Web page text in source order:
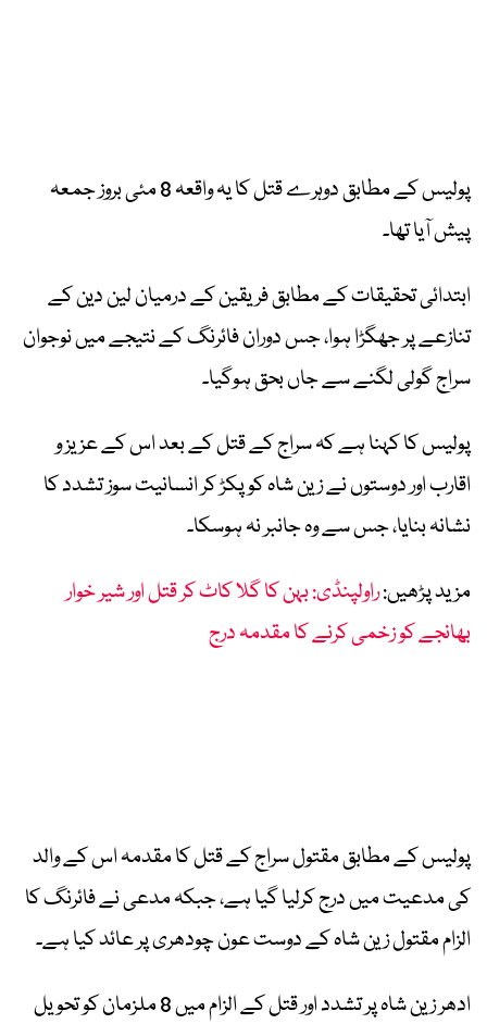
پولیس کے مطابق دوہرے قتل کا یہ واقعہ 8 مئی بروز جمعہ
پیش آیا تھا۔
ابتدائی تحقیقات کے مطابق فریقین کے درمیان لین دین کے
تنازعے پر جھگڑا ہوا، جس دوران فائرنگ کے نتیجے میں نوجوان
سراج گولی لگنے سے جاں بحق ہوگیا۔
پولیس کا کہنا ہے کہ سراج کے قتل کے بعد اس کے عزیز و
اقارب اور دوستوں نے زین شاہ کو پکڑ کر انسانیت سوز تشدد کا
نشانہ بنایا، جس سے وہ جانبر نہ ہوسکا۔
مزید پڑھیں:راولپنڈی: بہن کا گلا کاٹ کر قتل اور شیر خوار
بھانجے کو زخمی کرنے کا مقدمہ درج
پولیس کے مطابق مقتول سراج کے قتل کا مقدمہ اس کے والد
کی مدعیت میں درج کرلیا گیا ہے، جبکہ مدعی نے فائرنگ کا
الزام مقتول زین شاہ کے دوست عون چودھری پر عائد کیا ہے۔
ادھر زین شاہ پر تشدد اور قتل کے الزام میں 8 ملزمان کو تحویل